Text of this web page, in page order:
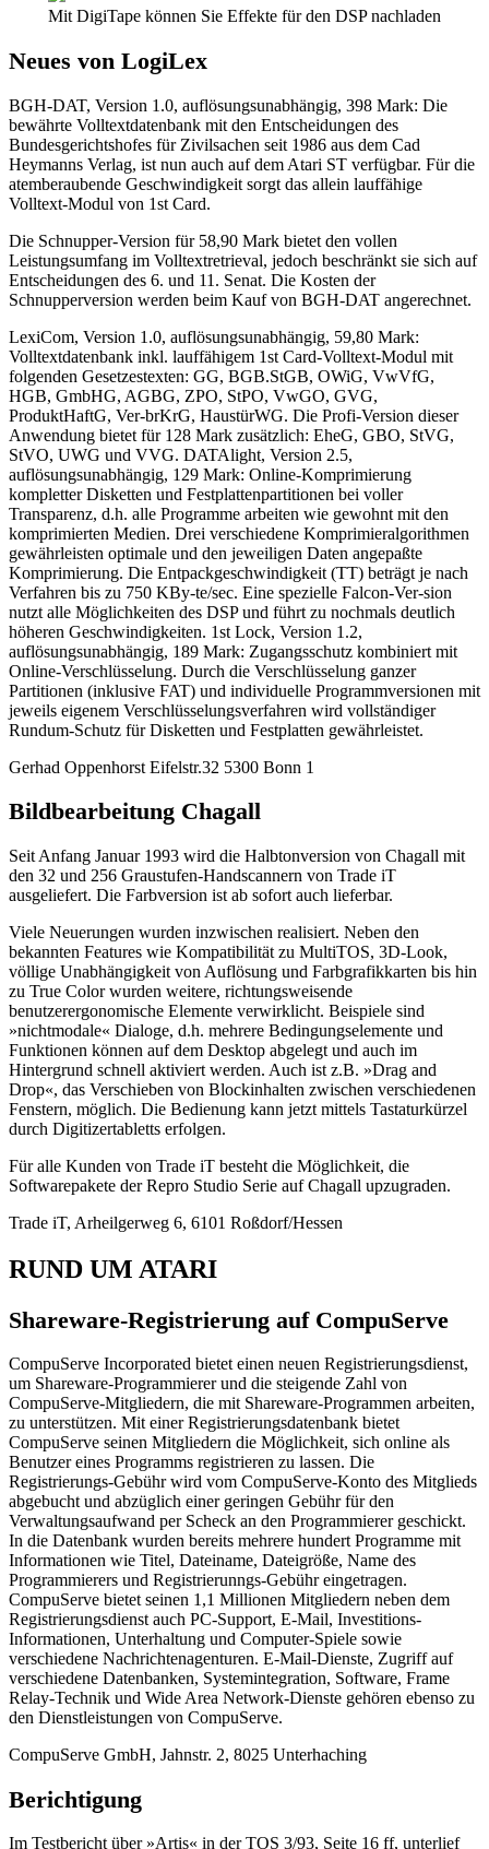
Mit DigiTape können Sie Effekte für den DSP nachladen
Neues von LogiLex
BGH-DAT, Version 1.0, auflösungsunabhängig, 398 Mark: Die
bewährte Volltextdatenbank mit den Entscheidungen des
Bundesgerichtshofes für Zivilsachen seit 1986 aus dem Cad
Heymanns Verlag, ist nun auch auf dem Atari ST verfügbar. Für die
atemberaubende Geschwindigkeit sorgt das allein lauffähige
Volltext-Modul von 1st Card.
Die Schnupper-Version für 58,90 Mark bietet den vollen
Leistungsumfang im Volltextretrieval, jedoch beschränkt sie sich auf
Entscheidungen des 6. und 11. Senat. Die Kosten der
Schnupperversion werden beim Kauf von BGH-DAT angerechnet.
LexiCom, Version 1.0, auflösungsunabhängig, 59,80 Mark:
Volltextdatenbank inkl. lauffähigem 1st Card-Volltext-Modul mit
folgenden Gesetzestexten: GG, BGB.StGB, OWiG, VwVfG,
HGB, GmbHG, AGBG, ZPO, StPO, VwGO, GVG,
ProduktHaftG, Ver-brKrG, HaustürWG. Die Profi-Version dieser
Anwendung bietet für 128 Mark zusätzlich: EheG, GBO, StVG,
StVO, UWG und VVG. DATAlight, Version 2.5,
auflösungsunabhängig, 129 Mark: Online-Komprimierung
kompletter Disketten und Festplattenpartitionen bei voller
Transparenz, d.h. alle Programme arbeiten wie gewohnt mit den
komprimierten Medien. Drei verschiedene Komprimieralgorithmen
gewährleisten optimale und den jeweiligen Daten angepaßte
Komprimierung. Die Entpackgeschwindigkeit (TT) beträgt je nach
Verfahren bis zu 750 KBy-te/sec. Eine spezielle Falcon-Ver-sion
nutzt alle Möglichkeiten des DSP und führt zu nochmals deutlich
höheren Geschwindigkeiten. 1st Lock, Version 1.2,
auflösungsunabhängig, 189 Mark: Zugangsschutz kombiniert mit
Online-Verschlüsselung. Durch die Verschlüsselung ganzer
Partitionen (inklusive FAT) und individuelle Programmversionen mit
jeweils eigenem Verschlüsselungsverfahren wird vollständiger
Rundum-Schutz für Disketten und Festplatten gewährleistet.
Gerhad Oppenhorst Eifelstr.32 5300 Bonn 1
Bildbearbeitung Chagall
Seit Anfang Januar 1993 wird die Halbtonversion von Chagall mit
den 32 und 256 Graustufen-Handscannern von Trade iT
ausgeliefert. Die Farbversion ist ab sofort auch lieferbar.
Viele Neuerungen wurden inzwischen realisiert. Neben den
bekannten Features wie Kompatibilität zu MultiTOS, 3D-Look,
völlige Unabhängigkeit von Auflösung und Farbgrafikkarten bis hin
zu True Color wurden weitere, richtungsweisende
benutzerergonomische Elemente verwirklicht. Beispiele sind
»nichtmodale« Dialoge, d.h. mehrere Bedingungselemente und
Funktionen können auf dem Desktop abgelegt und auch im
Hintergrund schnell aktiviert werden. Auch ist z.B. »Drag and
Drop«, das Verschieben von Blockinhalten zwischen verschiedenen
Fenstern, möglich. Die Bedienung kann jetzt mittels Tastaturkürzel
durch Digitizertabletts erfolgen.
Für alle Kunden von Trade iT besteht die Möglichkeit, die
Softwarepakete der Repro Studio Serie auf Chagall upzugraden.
Trade iT, Arheilgerweg 6, 6101 Roßdorf/Hessen
RUND UM ATARI
Shareware-Registrierung auf CompuServe
CompuServe Incorporated bietet einen neuen Registrierungsdienst,
um Shareware-Programmierer und die steigende Zahl von
CompuServe-Mitgliedern, die mit Shareware-Programmen arbeiten,
zu unterstützen. Mit einer Registrierungsdatenbank bietet
CompuServe seinen Mitgliedern die Möglichkeit, sich online als
Benutzer eines Programms registrieren zu lassen. Die
Registrierungs-Gebühr wird vom CompuServe-Konto des Mitglieds
abgebucht und abzüglich einer geringen Gebühr für den
Verwaltungsaufwand per Scheck an den Programmierer geschickt.
In die Datenbank wurden bereits mehrere hundert Programme mit
Informationen wie Titel, Dateiname, Dateigröße, Name des
Programmierers und Registrierunngs-Gebühr eingetragen.
CompuServe bietet seinen 1,1 Millionen Mitgliedern neben dem
Registrierungsdienst auch PC-Support, E-Mail, Investitions-
Informationen, Unterhaltung und Computer-Spiele sowie
verschiedene Nachrichtenagenturen. E-Mail-Dienste, Zugriff auf
verschiedene Datenbanken, Systemintegration, Software, Frame
Relay-Technik und Wide Area Network-Dienste gehören ebenso zu
den Dienstleistungen von CompuServe.
CompuServe GmbH, Jahnstr. 2, 8025 Unterhaching
Berichtigung
Im Testbericht über »Artis« in der TOS 3/93, Seite 16 ff, unterlief